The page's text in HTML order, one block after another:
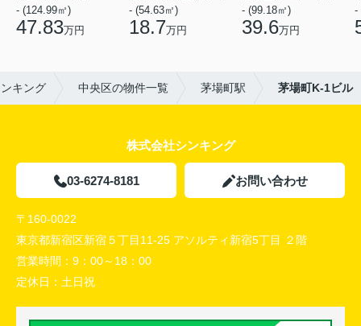
- (124.99㎡)
47.83万円
- (54.63㎡)
18.7万円
- (99.18㎡)
39.6万円
-
キング 中央区の物件一覧 茅場町駅 茅場町K-1ビル
株式会社シンキング
03-6274-8181 お問い合わせ
〒160-0022
東京都新宿区新宿５丁目11-25 アソルティ新宿5丁目 ２階
営業時間： 9：00～18：00
定休日： 土日祝